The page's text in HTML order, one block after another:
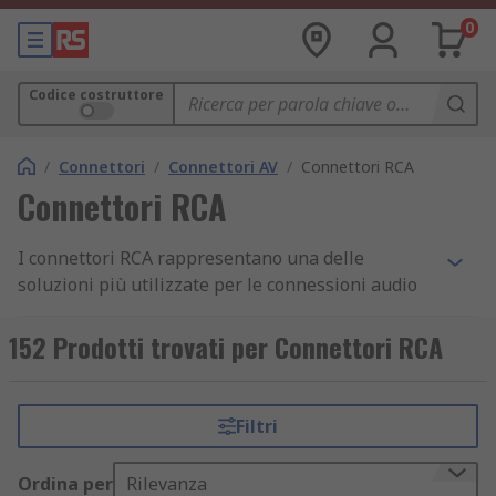
0
Codice costruttore
/ Connettori / Connettori AV / Connettori RCA
Connettori RCA
I connettori RCA rappresentano una delle
soluzioni più utilizzate per le connessioni audio
qualità tra dispositivi come amplificatori, lettori e
impianti audio. Questi connettori sono diffusi sia
loro versatilità e semplicità d'uso. Il connettore
RCA, noto anche come spinotto RCA, si distingue
per la sua capacità di trasportare segnali audio in
152 Prodotti trovati per Connettori RCA
Filtri
Ordina per Rilevanza